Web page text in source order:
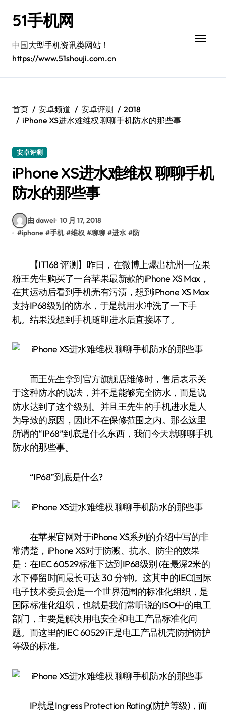
51手机网
中国大型手机资讯类网站！
https://www.51shouji.com.cn
首页 安卓频道 安卓评测
2018
iPhone XS进水难维权 聊聊手机防水的那些事
安卓评测
iPhone XS进水难维权 聊聊手机
防水的那些事
由 dawei 10 月 17, 2018
#iphone #手机 #维权 #聊聊 #进水 #防
【IT168 评测】昨日，在微博上爆出杭州一位果
粉王先生购买了一台苹果最新款的iPhone XS Max，
在其运动后看到手机壳有污渍，想到iPhone XS Max
支持IP68级别的防水，于是就用水冲洗了一下手
机。结果没想到手机随即进水后直接坏了。
而王先生拿到官方旗舰店维修时，售后表示关
于这种防水的说法，并不是能够完全防水，而是说
防水达到了这个级别。并且王先生的手机进水是人
为导致的原因，因此不在保修范围之内。那么这里
所谓的“IP68”到底是什么东西，我们今天就聊聊手机
防水的那些事。
“IP68”到底是什么?
在苹果官网对于iPhone XS系列的介绍中写的非
常清楚，iPhone XS对于防溅、抗水、防尘的效果
是：在IEC 60529标准下达到IP68级别 (在最深2米的
水下停留时间最长可达 30 分钟)。这其中的IEC(国际
电子技术委员会)是一个世界范围的标准化组织，是
国际标准化组织，也就是我们常听说的ISO中的电工
部门，主要是解决用电安全和电工产品标准化问
题。而这里的IEC 60529正是电工产品机壳防护防护
等级的标准。
IP就是Ingress Protection Rating(防护等级)，而